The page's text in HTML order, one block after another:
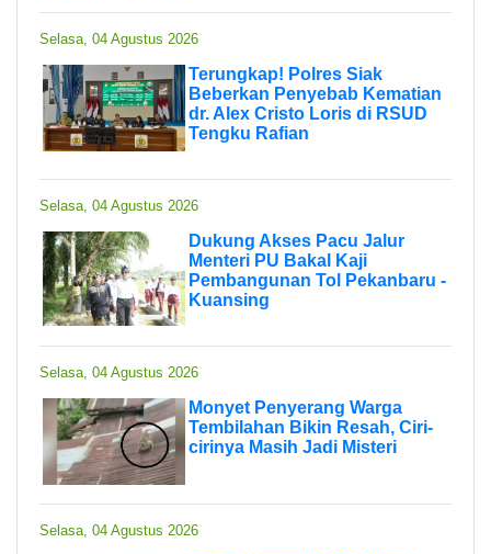
Selasa, 04 Agustus 2026
Terungkap! Polres Siak
Beberkan Penyebab Kematian
dr. Alex Cristo Loris di RSUD
Tengku Rafian
Selasa, 04 Agustus 2026
Dukung Akses Pacu Jalur
Menteri PU Bakal Kaji
Pembangunan Tol Pekanbaru -
Kuansing
Selasa, 04 Agustus 2026
Monyet Penyerang Warga
Tembilahan Bikin Resah, Ciri-
cirinya Masih Jadi Misteri
Selasa, 04 Agustus 2026